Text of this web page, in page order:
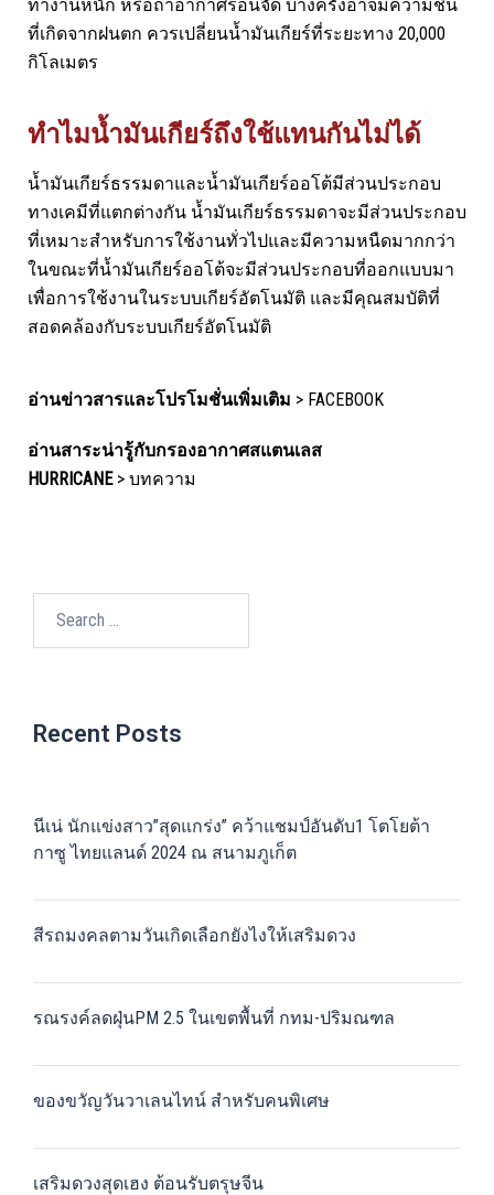
ทำงานหนัก หรือถ้าอากาศร้อนจัด บางครั้งอาจมีความชื้น
ที่เกิดจากฝนตก ควรเปลี่ยนน้ำมันเกียร์ที่ระยะทาง 20,000
กิโลเมตร
ทำไมน้ำมันเกียร์ถึงใช้แทนกันไม่ได้
น้ำมันเกียร์ธรรมดาและน้ำมันเกียร์ออโต้มีส่วนประกอบ
ทางเคมีที่แตกต่างกัน น้ำมันเกียร์ธรรมดาจะมีส่วนประกอบ
ที่เหมาะสำหรับการใช้งานทั่วไปและมีความหนืดมากกว่า
ในขณะที่น้ำมันเกียร์ออโต้จะมีส่วนประกอบที่ออกแบบมา
เพื่อการใช้งานในระบบเกียร์อัตโนมัติ และมีคุณสมบัติที่
สอดคล้องกับระบบเกียร์อัตโนมัติ
อ่านข่าวสารและโปรโมชั่นเพิ่มเติม > FACEBOOK
อ่านสาระน่ารู้กับกรองอากาศสแตนเลส
HURRICANE> บทความ
Recent Posts
นีเน่ นักแข่งสาว”สุดแกร่ง” คว้าแชมป์อันดับ1 โตโยต้า
กาซู ไทยแลนด์ 2024 ณ สนามภูเก็ต
สีรถมงคลตามวันเกิดเลือกยังไงให้เสริมดวง
รณรงค์ลดฝุ่นPM 2.5 ในเขตพื้นที่ กทม-ปริมณฑล
ของขวัญวันวาเลนไทน์ สำหรับคนพิเศษ
เสริมดวงสุดเฮง ต้อนรับตรุษจีน